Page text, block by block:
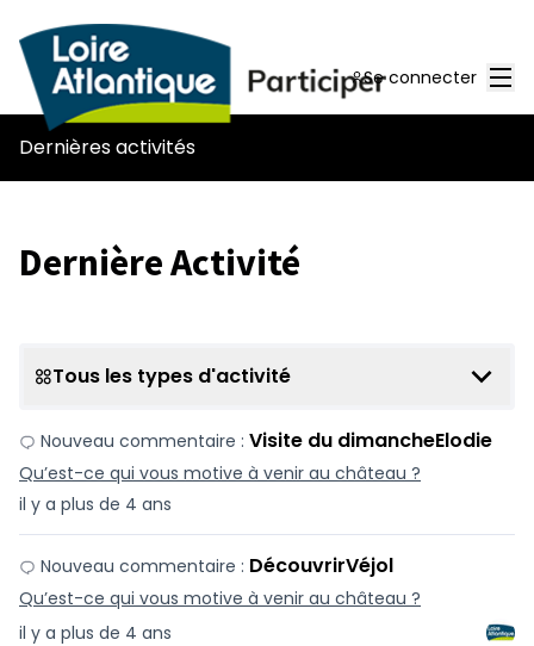
Se connecter
Dernières activités
Dernière Activité
Tous les types d'activité
il y a plus de 4 ans
Nouveau commentaire : Visite du dimancheElodie
Qu’est-ce qui vous motive à venir au château ?
il y a plus de 4 ans
Nouveau commentaire : DécouvrirVéjol
Qu’est-ce qui vous motive à venir au château ?